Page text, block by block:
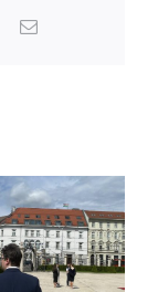
PinterestEmail